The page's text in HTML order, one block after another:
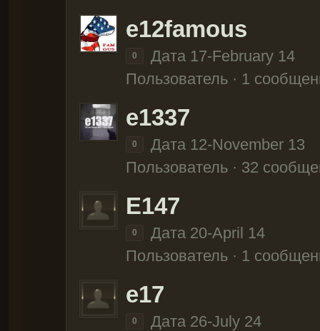
e12famous
0
Дата 17-February 14
Пользователь · 1
e1337
0
Дата 12-November 13
Пользователь · 32
E147
0
Дата 20-April 14
Пользователь · 1
e17
0
Дата 26-July 24